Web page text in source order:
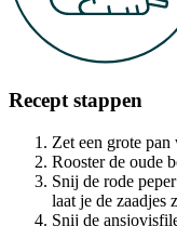
Recept stappen
Zet een grote
Rooster de oude
Snij de rode
laat je de zaadjes
Snij de